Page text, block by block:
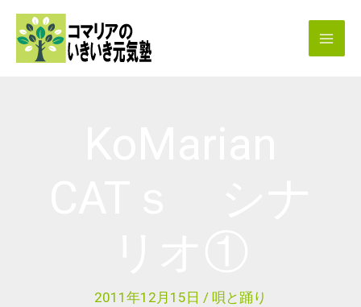
2011年12月15日 / 唄と踊り